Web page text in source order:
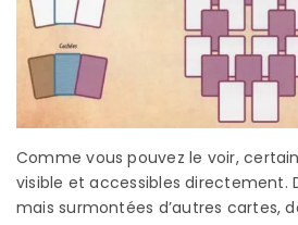
Comme vous pouvez le voir,
visible et accessibles directement.
mais surmontées d’autres cartes,